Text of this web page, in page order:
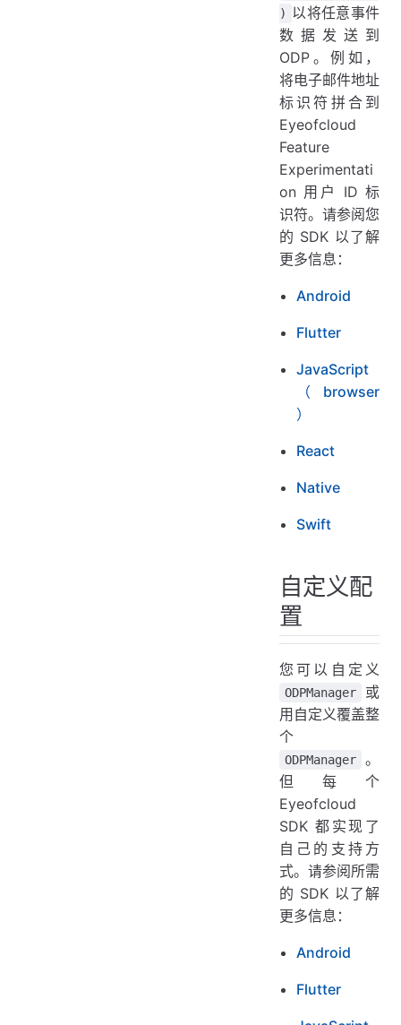
) 以将任意事件
数据发送到
ODP。例如，
将电子邮件地址
标识符拼合到
Eyeofcloud
Feature
Experimentati
on 用户 ID 标
识符。请参阅您
的 SDK 以了解
更多信息：
Android
Flutter
JavaScript
（browser
）
React
Native
Swift
自定义配
置
您可以自定义
ODPManager
或
用自定义覆盖整
个
ODPManager
。
但每个
Eyeofcloud
SDK 都实现了
自己的支持方
式。请参阅所需
的 SDK 以了解
更多信息：
Android
Flutter